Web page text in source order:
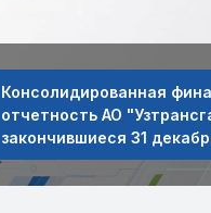
Консолидированная
отчетность АО
закончившиеся 31
годов